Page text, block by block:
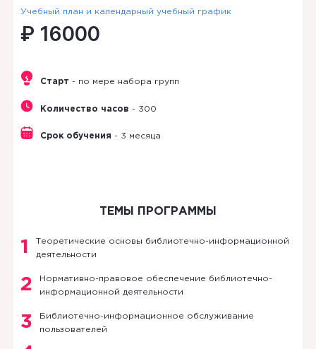
Учебный план и календарный учебный график
₽ 16000
Старт - по мере набора групп
Количество часов - 300
Срок обучения - 3 месяца
ТЕМЫ ПРОГРАММЫ
1
Теоретические основы библиотечно-информационной
деятельности
2
Нормативно-правовое обеспечение библиотечно-
информационной деятельности
3
Библиотечно-информационное обслуживание
пользователей